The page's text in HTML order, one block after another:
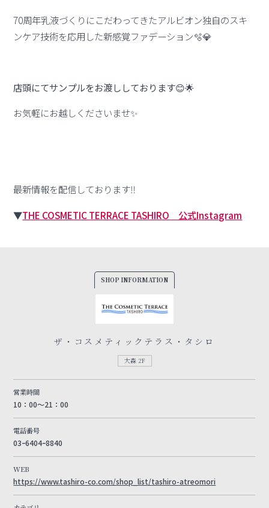
70周年乳液づくりにこだわってきたアルビオン独自のスキ
ンケア技術を応用した新感覚ファデーション🫧💎
店頭にてサンプルをお渡ししております😊🌟
お気軽にお越しくださいませ✨
最新情報を配信しております‼️
▼THE COSMETIC TERRACE TASHIRO 公式Instagram
SHOP INFORMATION
ザ・コスメティックテラス・タシロ
大森 2F
営業時間
10：00～21：00
電話番号
03ｰ6404ｰ8840
WEB
https://www.tashiro-co.com/shop_list/tashiro-atreomori